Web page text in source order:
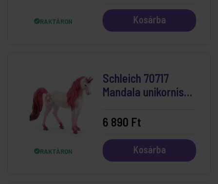
RAKTÁRON Kosárba
RAKTÁRON
Schleich 70717
Mandala unikornis
6 890 Ft
Kosárba